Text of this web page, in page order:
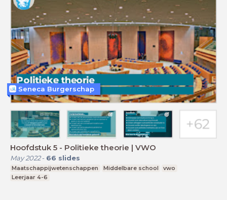
Hoofdstuk 5 - Politieke theorie | VWO
May 2022- 66 slides
Maatschappijwetenschappen Middelbare school
vwo
Leerjaar 4-6
Seneca Burgerschap